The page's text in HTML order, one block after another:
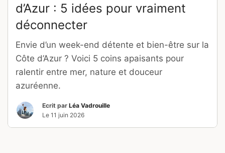
d’Azur : 5 idées pour vraiment
déconnecter
Envie d’un week-end détente et bien-être sur la
Côte d’Azur ? Voici 5 coins apaisants pour
ralentir entre mer, nature et douceur
azuréenne.
Ecrit par Léa Vadrouille
Le 11 juin 2026